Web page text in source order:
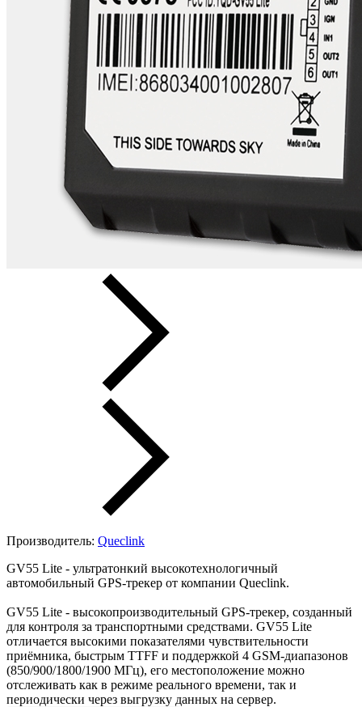
Производитель: Queclink
GV55 Lite - ультратонкий высокотехнологичный
автомобильный GPS-трекер от компании Queclink.
GV55 Lite - высокопроизводительный GPS-трекер, созданный
для контроля за транспортными средствами. GV55 Lite
отличается высокими показателями чувствительности
приёмника, быстрым TTFF и поддержкой 4 GSM-диапазонов
(850/900/1800/1900 МГц), его местоположение можно
отслеживать как в режиме реального времени, так и
периодически через выгрузку данных на сервер.